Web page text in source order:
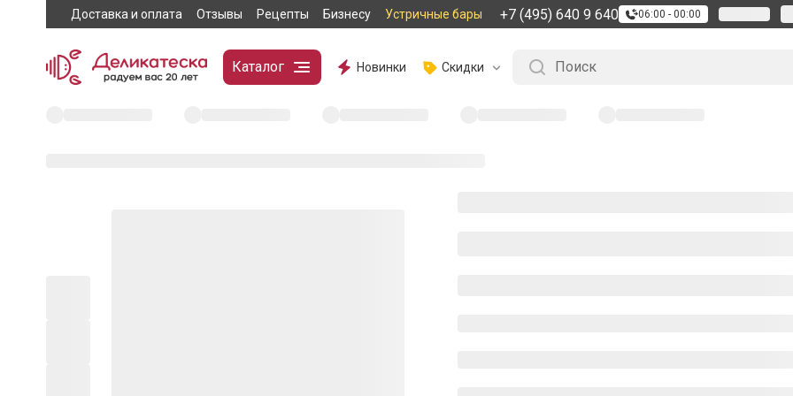
Доставка и оплата Отзывы Рецепты Бизнесу Устричные бары +7 (495) 640 9 640 06:00 - 00:00
Каталог Новинки Скидки